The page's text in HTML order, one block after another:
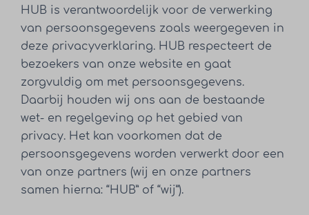
HUB is verantwoordelijk voor de verwerking
van persoonsgegevens zoals weergegeven in
deze privacyverklaring. HUB respecteert de
bezoekers van onze website en gaat
zorgvuldig om met persoonsgegevens.
Daarbij houden wij ons aan de bestaande
wet- en regelgeving op het gebied van
privacy. Het kan voorkomen dat de
persoonsgegevens worden verwerkt door een
van onze partners (wij en onze partners
samen hierna: “HUB” of “wij”).